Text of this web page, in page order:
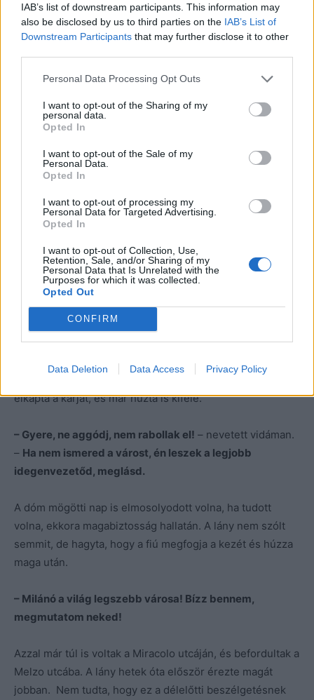
IAB’s list of downstream participants. This information may
also be disclosed by us to third parties on the IAB’s List of
Downstream Participants that may further disclose it to other
Personal Data Processing Opt Outs
I want to opt-out of the Sharing of my
personal data.
Opted In
I want to opt-out of the Sale of my
Personal Data.
Opted In
I want to opt-out of processing my
Personal Data for Targeted Advertising.
Opted In
I want to opt-out of Collection, Use,
Retention, Sale, and/or Sharing of my
Personal Data that Is Unrelated with the
Purposes for which it was collected.
Opted Out
CONFIRM
Data Deletion Data Access Privacy Policy
– Aha, a lovak és gulyás hazájából?– A gulyás szót úgy
– Igen. Olyasmi
– Maria, szeretnék megbeszélni veled valamit, meg
körül is akarok nézni. Mit szólnál, ha a fiad egy kicsit
segítene Susannának a várost felderíteni?
– nézett
Giulia a húgára tettetett igyekezettel.
– Úgyis ráér ez a lókötő!– jelentette ki az asszony. –
Menjetek csak, jobb, ha nélkülünk, mert minden sarkon
le kellene ülnünk kávézni, hogy palástoljuk a
lábfájásunk.
Zsuzsó megint elpirult. Annyira átlátszó volt az egész
terv, hogy azt se tudta, nevessen-e vagy haragudjon.
elkapta a karját, és már húzta is kifelé.
– Gyere, ne aggódj, nem rabollak el! – nevetett vidáman.
– Ha nem ismered a várost, én leszek a legjobb
idegenvezetőd, meglásd.
A dóm mögötti nap is elmosolyodott volna, ha tudott
volna, ekkora magabiztosság hallatán. A lány nem szólt
semmit, de hagyta, hogy a fiú megfogja a kezét és húzza
maga után.
– Milánó a világ legszebb városa! Bízz bennem,
megmutatom neked!
Azzal már túl is voltak a Miracolo utcáján, és befordultak a
Melzo utcába. A lány hetek óta először érezte magát
jobban. Nem tudta, hogy ez a délelőtti beszélgetésnek